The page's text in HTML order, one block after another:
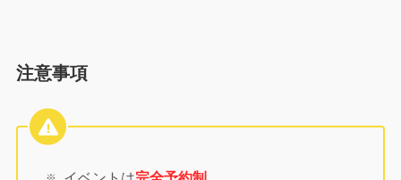
注意事項